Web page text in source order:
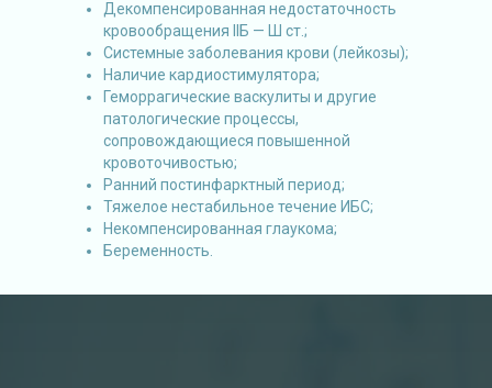
Декомпенсированная недостаточность
кровообращения IIБ — Ш ст.;
Системные заболевания крови (лейкозы);
Наличие кардиостимулятора;
Геморрагические васкулиты и другие
патологические процессы,
сопровождающиеся повышенной
кровоточивостью;
Ранний постинфарктный период;
Тяжелое нестабильное течение ИБС;
Некомпенсированная глаукома;
Беременность.